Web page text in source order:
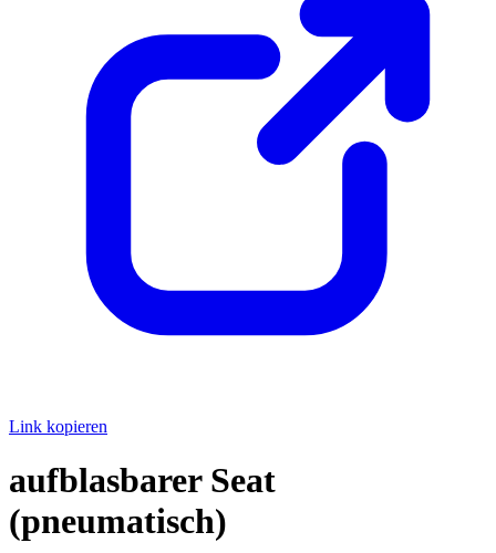
Link kopieren
aufblasbarer Seat
(pneumatisch)